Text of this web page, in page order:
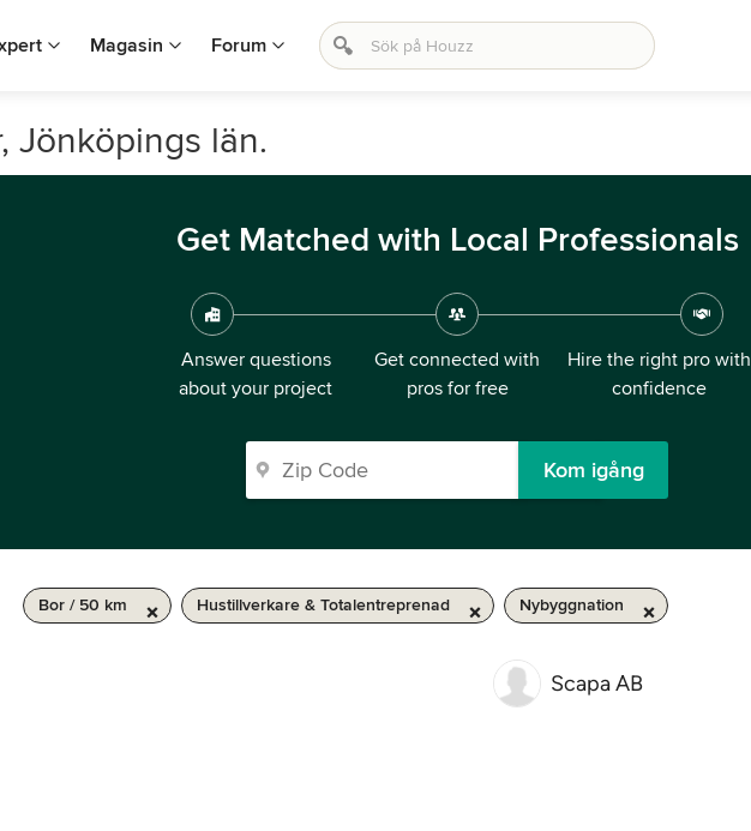
Magasin Forum
Jönköpings län.
Get Matched with Local Professionals
Answer questions
about your project
Get connected with
pros for free
Hire the right pro with
confidence
Kom igång
Bor / 50 km Hustillverkare & Totalentreprenad Nybyggnation
Scapa AB